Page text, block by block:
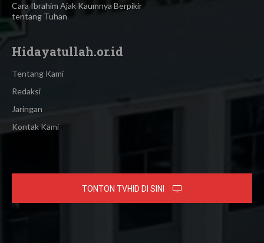
Cara Ibrahim Ajak Kaumnya Berpikir
tentang Tuhan
Hidayatullah.or.id
Tentang Kami
Redaksi
Jaringan
Kontak Kami
TONTON TVHID DI SINI